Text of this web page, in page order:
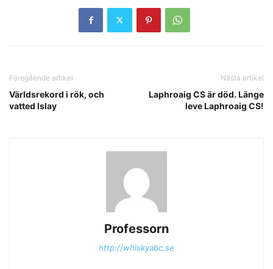
Föregående artikel
Världsrekord i rök, och
vatted Islay
Nästa artikel
Laphroaig CS är död. Länge
leve Laphroaig CS!
Professorn
http://whiskyabc.se